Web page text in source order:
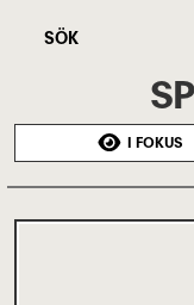
SÖK
I FOKUS